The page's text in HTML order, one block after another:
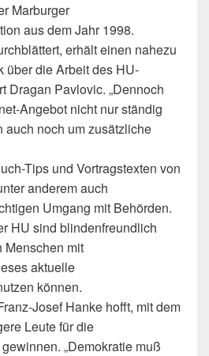
Marburger
aus dem Jahr 1998.
erhält einen nahezu
über die Arbeit des HU-
Dragan Pavlovic. „Dennoch
Angebot nicht nur ständig
auch noch um zusätzliche
Tips und Vortragstexten von
anderem auch
Umgang mit Behörden.
HU sind blindenfreundlich
Menschen mit
aktuelle
können.
Josef Hanke hofft, mit dem
Leute für die
„Demokratie muß